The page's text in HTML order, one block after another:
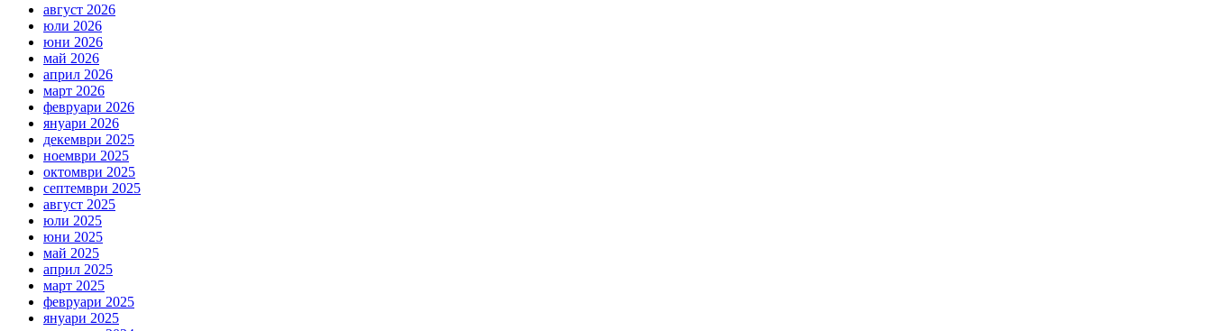
август 2026
юли 2026
юни 2026
май 2026
април 2026
март 2026
февруари 2026
януари 2026
декември 2025
ноември 2025
октомври 2025
септември 2025
август 2025
юли 2025
юни 2025
май 2025
април 2025
март 2025
февруари 2025
януари 2025